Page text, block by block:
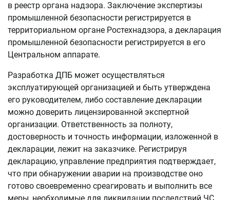
в реестр органа надзора. Заключение экспертизы
промышленной безопасности регистрируется в
территориальном органе Ростехнадзора, а декларация
промышленной безопасности регистрируется в его
Центральном аппарате.
Разработка ДПБ может осуществляться
эксплуатирующей организацией и быть утверждена
его руководителем, либо составление декларации
можно доверить лицензированной экспертной
организации. Ответственность за полноту,
достоверность и точность информации, изложенной в
декларации, лежит на заказчике. Регистрируя
декларацию, управление предприятия подтверждает,
что при обнаружении аварии на производстве оно
готово своевременно среагировать и выполнить все